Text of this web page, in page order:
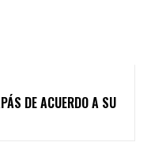
DE ACUERDO A SU